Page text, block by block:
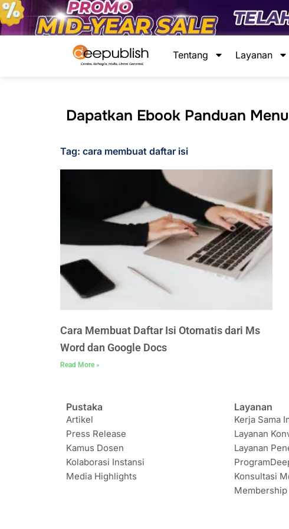
Lewati
ke
konten
Tentang
Layanan
Dapatkan Ebook Panduan
Tag: cara membuat daftar isi
Cara Membuat Daftar Isi Otomatis dari Ms
Word dan Google Docs
Read More »
Pustaka
Artikel
Press Release
Kamus Dosen
Kolaborasi Instansi
Media Highlights
Layanan
Kerja Sama
Layanan
Layanan
Konsultasi
Membership